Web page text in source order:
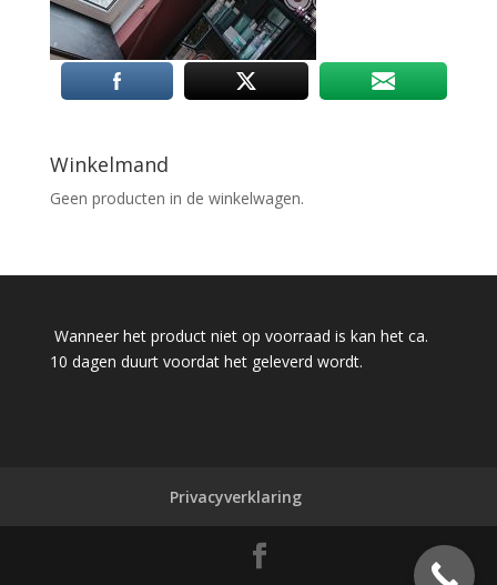
Winkelmand
Geen producten in de winkelwagen.
Wanneer het product niet op voorraad is kan het ca.
10 dagen duurt voordat het geleverd wordt.
Privacyverklaring